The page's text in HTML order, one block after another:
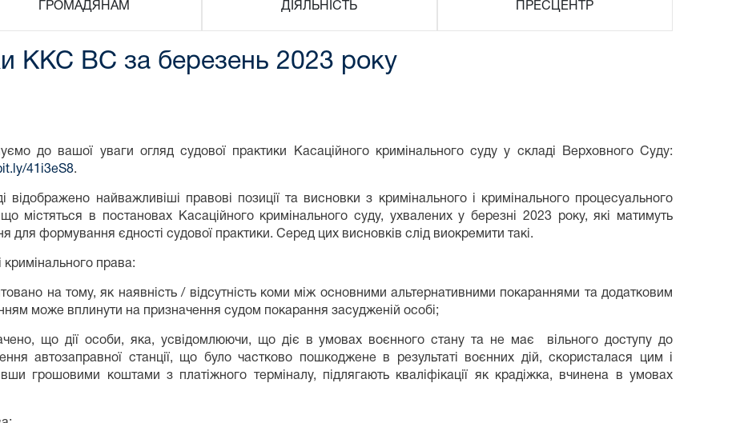
ГРОМАДЯНАМ ДІЯЛЬНІСТЬ ПРЕСЦЕНТР
ККС ВС за березень 2023 року
до вашої уваги огляд судової практики Касаційного кримінального суду у складі Верховного Суду:
41i3eS8.
відображено найважливіші правові позиції та висновки з кримінального і кримінального процесуального
містяться в постановах Касаційного кримінального суду, ухвалених у березні 2023 року, які матимуть
для формування єдності судової практики. Серед цих висновків слід виокремити такі.
кримінального права:
на тому, як наявність / відсутність коми між основними альтернативними покараннями та додатковим
може вплинути на призначення судом покарання засудженій особі;
що дії особи, яка, усвідомлюючи, що діє в умовах воєнного стану та не має вільного доступу до
автозаправної станції, що було частково пошкоджене в результаті воєнних дій, скористалася цим і
грошовими коштами з платіжного терміналу, підлягають кваліфікації як крадіжка, вчинена в умовах